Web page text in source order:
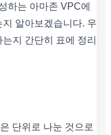
하는 아마존 VPC에
알아보겠습니다. 우
지 간단히 표에 정리
단위로 나눈 것으로